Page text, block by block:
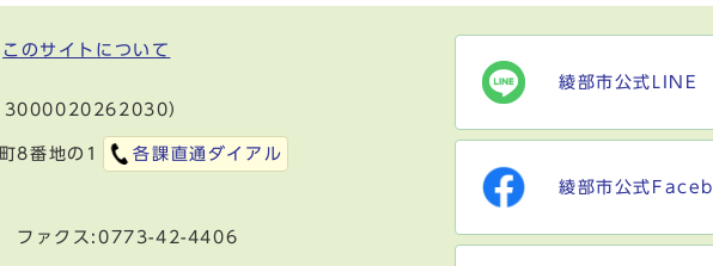
このサイトについて
3000020262030）
8番地の1 各課直通ダイアル
ファクス:0773-42-4406
綾部市公式LINE
綾部市公式